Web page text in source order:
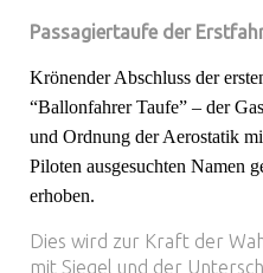
Passagiertaufe der
Krönender Abschluss der
“Ballonfahrer Taufe” – der
und Ordnung der Aerostatik
Piloten ausgesuchten Namen
erhoben.
Dies wird zur Kraft der
mit Siegel und der